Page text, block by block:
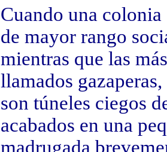
Cuando una colonia
de mayor rango
mientras que las
llamados
son túneles ciegos
acabados en una
madrugada